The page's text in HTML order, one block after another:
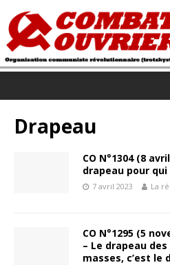
Drapeau
CO N°1304 (8
drapeau pour qui
7 avril 2023 La
CO N°1295 (5
– Le drapeau
masses, c’est le